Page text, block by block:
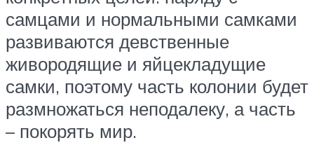
самцами и нормальными самками
развиваются девственные
живородящие и яйцекладущие
самки, поэтому часть колонии будет
размножаться неподалеку, а часть
– покорять мир.